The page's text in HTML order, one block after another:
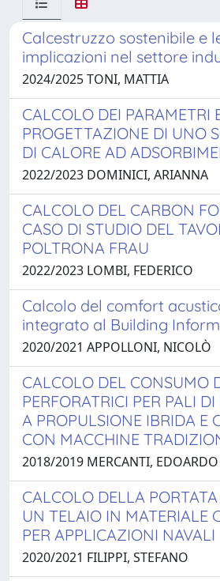
Calcestruzzo sostenibile e
implicazioni nel settore
2024/2025 TONI, MATTIA
CALCOLO DEI PARAMETRI
PROGETTAZIONE DI UNO
DI CALORE AD
2022/2023 DOMINICI, ARIANNA
CALCOLO DEL CARBON
CASO DI STUDIO DEL
POLTRONA FRAU
2022/2023 LOMBI, FEDERICO
Calcolo del comfort
integrato al Building
2020/2021 APPOLLONI, NICOLÒ
CALCOLO DEL CONSUMO
PERFORATRICI PER PALI
A PROPULSIONE IBRIDA E
CON MACCHINE
2018/2019 MERCANTI, EDOARDO
CALCOLO DELLA
UN TELAIO IN MATERIALE
PER APPLICAZIONI NAVALI
2020/2021 FILIPPI, STEFANO